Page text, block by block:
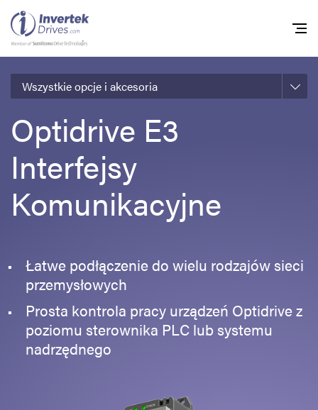
Wszystkie opcje i akcesoria
Optidrive E3
Interfejsy
Komunikacyjne
Łatwe podłączenie do wielu rodzajów sieci
przemysłowych
Prosta kontrola pracy urządzeń Optidrive z
poziomu sterownika PLC lub systemu
nadrzędnego
Home
Nowości
O nas
Kontakt
Polityka prywatności